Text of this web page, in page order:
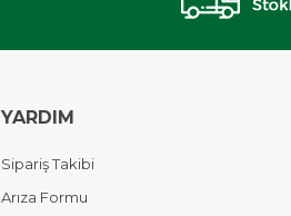
YARDIM
Sipariş Takibi
Arıza Formu